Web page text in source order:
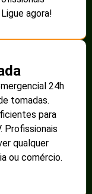
agora!
24h
tomadas.
para
Profissionais
qualquer
ou comércio.